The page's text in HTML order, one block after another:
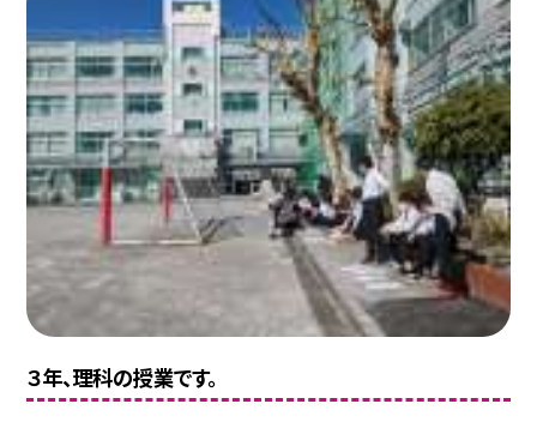
３年、理科の授業です。